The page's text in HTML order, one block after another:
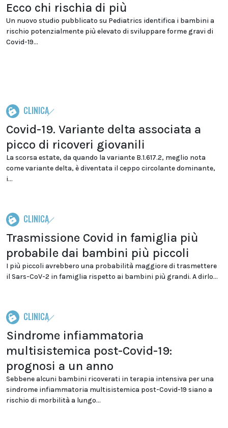
Ecco chi rischia di più
Un nuovo studio pubblicato su Pediatrics identifica i bambini a
rischio potenzialmente più elevato di sviluppare forme gravi di
Covid-19...
CLINICA
Covid-19. Variante delta associata a
picco di ricoveri giovanili
La scorsa estate, da quando la variante B.1.617.2, meglio nota
come variante delta, è diventata il ceppo circolante dominante,
i...
CLINICA
Trasmissione Covid in famiglia più
probabile dai bambini più piccoli
I più piccoli avrebbero una probabilità maggiore di trasmettere
il Sars-CoV-2 in famiglia rispetto ai bambini più grandi. A dirlo...
CLINICA
Sindrome infiammatoria
multisistemica post-Covid-19:
prognosi a un anno
Sebbene alcuni bambini ricoverati in terapia intensiva per una
sindrome infiammatoria multisistemica post-Covid-19 siano a
rischio di morbilità a lungo...